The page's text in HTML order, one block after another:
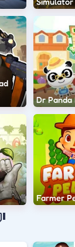
Dr Panda
Farmer